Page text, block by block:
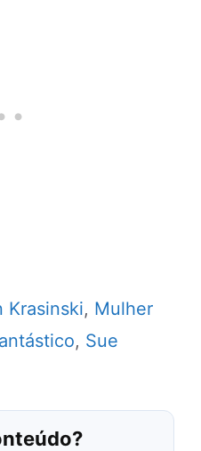
Krasinski, Mulher
, Sue